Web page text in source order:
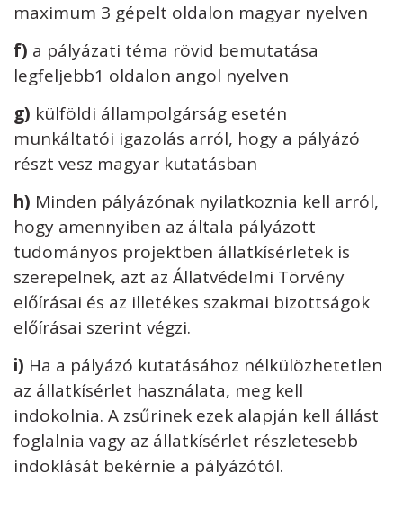
maximum 3 gépelt oldalon magyar nyelven
f) a pályázati téma rövid bemutatása
legfeljebb1 oldalon angol nyelven
g) külföldi állampolgárság esetén
munkáltatói igazolás arról, hogy a pályázó
részt vesz magyar kutatásban
h) Minden pályázónak nyilatkoznia kell arról,
hogy amennyiben az általa pályázott
tudományos projektben állatkísérletek is
szerepelnek, azt az Állatvédelmi Törvény
előírásai és az illetékes szakmai bizottságok
előírásai szerint végzi.
i) Ha a pályázó kutatásához nélkülözhetetlen
az állatkísérlet használata, meg kell
indokolnia. A zsűrinek ezek alapján kell állást
foglalnia vagy az állatkísérlet részletesebb
indoklását bekérnie a pályázótól.